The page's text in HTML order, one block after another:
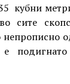
кубни
сите
непрописно